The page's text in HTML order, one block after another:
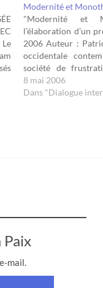
Modernité et
"Modernité et
l’élaboration d’un
2006 Auteur :
occidentale
société de
couvert de liberté
détruit les
8 mai 2006
Dans "Dialogue
Paix
mail.